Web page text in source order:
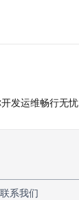
发运维畅行无忧
联系我们